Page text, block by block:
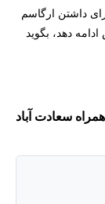
داشتن ارگاسم
دهد، بگوید
سعادت آباد